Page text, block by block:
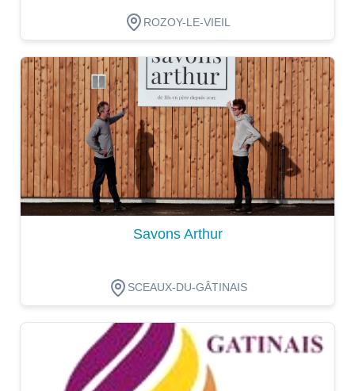
ROZOY-LE-VIEIL
Dégustation
Savons Arthur
SCEAUX-DU-GÂTINAIS
Dégustation